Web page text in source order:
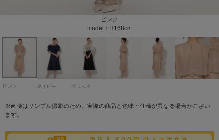
ピンク
model：H168cm
ネイビー
model：H168cm
ブラック
model：H168cm
model：H168cm color：ピンク
model：H168cm color：ピンク
color：ピンク
color：ピンク
color：ピンク
model：H168cm color：ピンク
model：H168cm color：ネイビー
model：H168cm color：ネイビー
model：H168cm color：ネイビー
color：ネイビー
color：ネイビー
model：H168cm color：ネイビー
model：H168cm color：ブラック
model：H168cm color：ブラック
color：ブラック
color：ブラック
color：ブラック
model：H168cm color：ブラック
ピンク ネイビー ブラック
※画像はサンプル撮影のため、実際の商品と色味・仕様が異なる場合がござい
ます。